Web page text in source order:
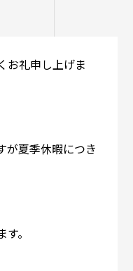
お礼申し上げま
が夏季休暇につき
。